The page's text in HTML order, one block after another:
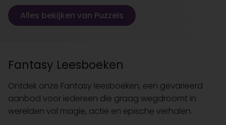
Alles bekijken van Puzzels
Fantasy Leesboeken
Ontdek onze Fantasy leesboeken, een gevarieerd
aanbod voor iedereen die graag wegdroomt in
werelden vol magie, actie en epische verhalen.